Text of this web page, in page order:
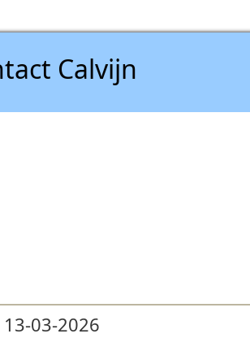
Calvijn
03-2026